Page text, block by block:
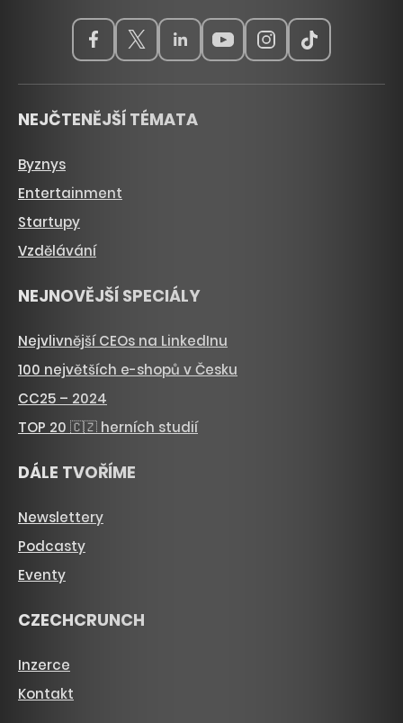
NEJČTENĚJŠÍ TÉMATA
Byznys
Entertainment
Startupy
Vzdělávání
NEJNOVĚJŠÍ SPECIÁLY
Nejvlivnější CEOs na LinkedInu
100 největších e-shopů v Česku
CC25 – 2024
TOP 20 🇨🇿 herních studií
DÁLE TVOŘÍME
Newslettery
Podcasty
Eventy
CZECHCRUNCH
Inzerce
Kontakt